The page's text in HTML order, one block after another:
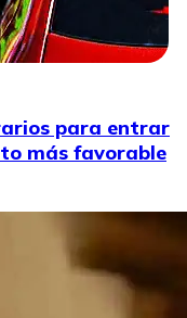
para entrar
más favorable